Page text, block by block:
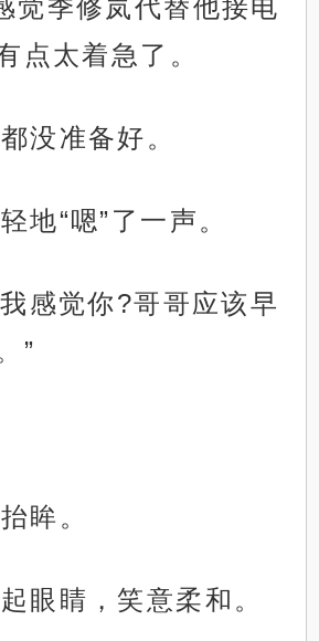
觉季修岚代替他接电
点太着急了。
没准备好。
地“嗯”了一声。
感觉你?哥哥应该早
”
眸。
眼睛，笑意柔和。